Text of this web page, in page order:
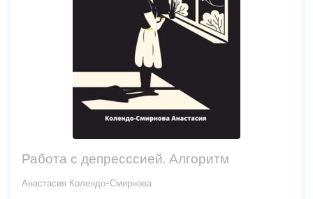
Работа с депресссией. Алгоритм
Анастасия Колендо-Смирнова